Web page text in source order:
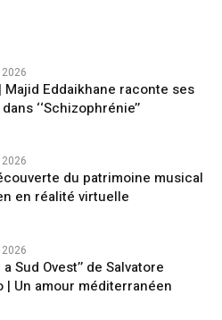
Majid Eddaikhane raconte ses
‘‘Schizophrénie’’
du patrimoine musical
en réalité virtuelle
a Sud Ovest’’ de Salvatore
| Un amour méditerranéen